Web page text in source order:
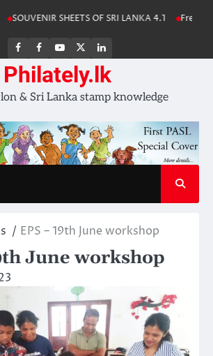
SOUVENIR SHEETS OF SRI LANKA 4.1 Free
FB
FB
group
Youtube
Channel
page
LinkedIn
Philately.lk
& Sri Lanka stamp knowledge
EPS – 19th June workshop
June workshop